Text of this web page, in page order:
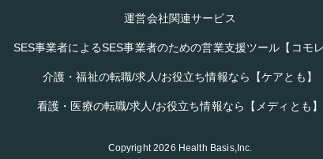
運営会社関連サービス
SES事業者によるSES事業者のための営業支援ツール【コモレ
介護・福祉の転職/求人/お役立ち情報なら【ケアとも】
看護・医療の転職/求人/お役立ち情報なら【メディとも】
Copyright2026 Health Basis,Inc.